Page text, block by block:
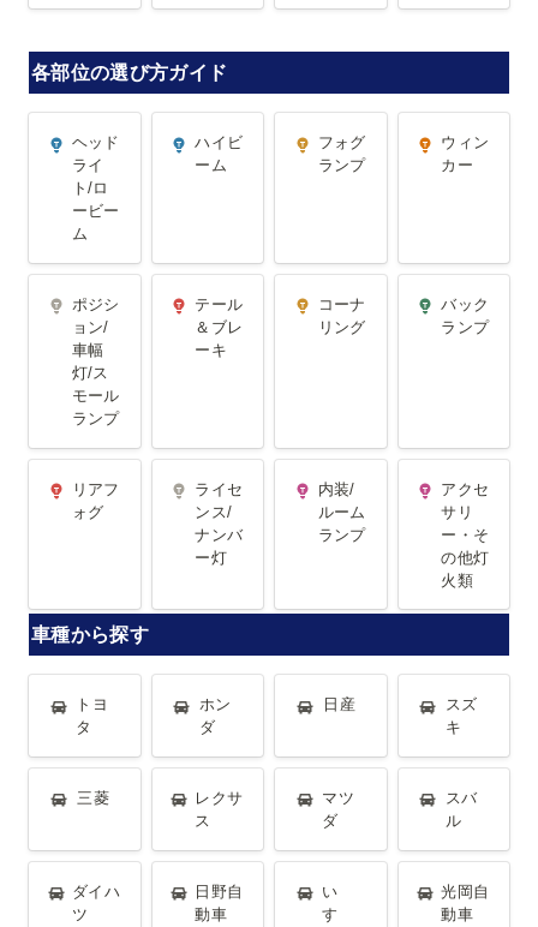
各部位の選び方ガイド
ト/ロービー
ヘッド
ライ
ト/ロ
ービー
ム
ハイビーム
ハイビ
ーム
フォグ
ランプ
ウィン
カー
車幅灯/スモ
ールランプ
ポジシ
ョン/
車幅
灯/ス
モール
ランプ
レーキ
テール
＆ブレ
ーキ
コーナ
リング
バック
ランプ
リアフ
ォグ
ナンバー灯
ライセ
ンス/
ナンバ
ー灯
内装/ルーム
ランプ
内装/
ルーム
ランプ
ー・その他
アクセ
サリ
ー・そ
の他灯
火類
車種から探す
トヨ
タ
ホン
ダ
日産
スズ
キ
三菱
レクサ
ス
マツ
ダ
スバ
ル
ダイハツ
ダイハ
ツ
日野自動車
日野自
動車
い
すゞ
光岡自動車
光岡自
動車